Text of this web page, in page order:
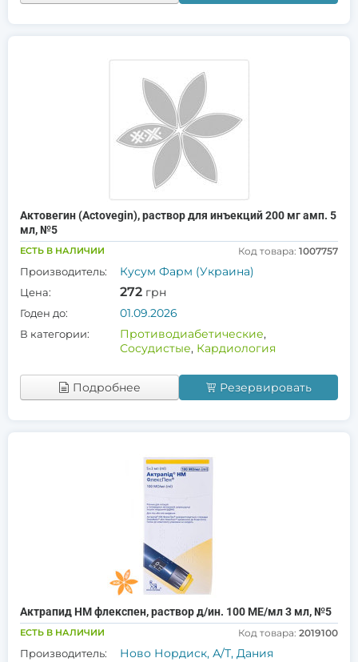
Актовегин (Actovegin), раствор для инъекций 200 мг амп. 5
мл, №5
ЕСТЬ В НАЛИЧИИ Код товара: 1007757
Производитель: Кусум Фарм (Украина)
Цена: 272 грн
Годен до: 01.09.2026
В категории: Противодиабетические,
Сосудистые, Кардиология
Подробнее Резервировать
Актрапид HM флекспен, раствор д/ин. 100 МЕ/мл 3 мл, №5
ЕСТЬ В НАЛИЧИИ Код товара: 2019100
Производитель: Ново Нордиск, А/Т, Дания